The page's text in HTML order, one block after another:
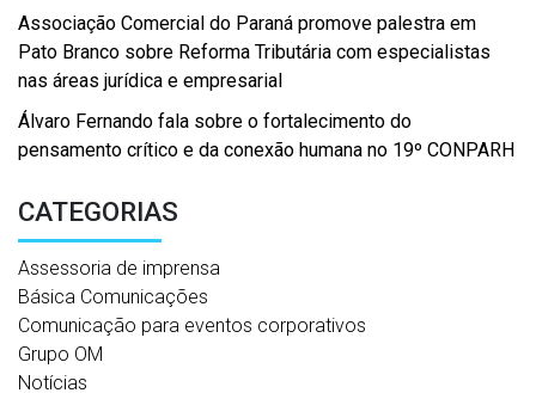
Associação Comercial do Paraná promove palestra em
Pato Branco sobre Reforma Tributária com especialistas
nas áreas jurídica e empresarial
Álvaro Fernando fala sobre o fortalecimento do
pensamento crítico e da conexão humana no 19º CONPARH
CATEGORIAS
Assessoria de imprensa
Básica Comunicações
Comunicação para eventos corporativos
Grupo OM
Notícias